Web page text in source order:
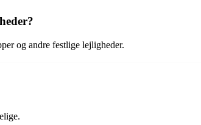
og andre festlige lejligheder.